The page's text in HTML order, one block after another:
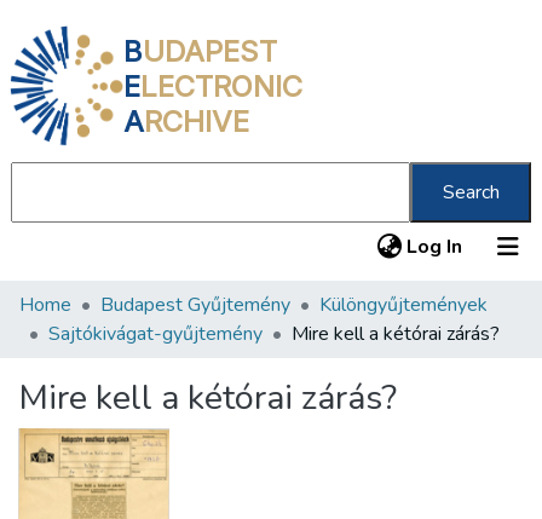
BUDAPEST
ELECTRONIC
ARCHIVE
Search
Log In (current)
Communities & Collections
Statistics
About us
Home Budapest Gyűjtemény
Különgyűjtemények
Sajtókivágat-gyűjtemény
Mire kell a kétórai zárás?
Mire kell a kétórai zárás?